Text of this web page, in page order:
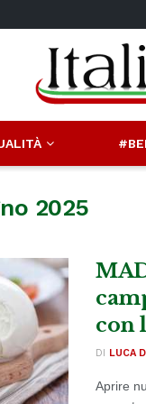
2025
con
DI LUCA
Aprire